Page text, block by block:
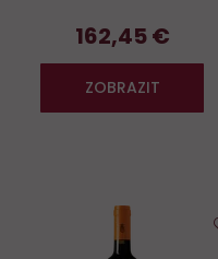
162,45 €
ZOBRAZIT